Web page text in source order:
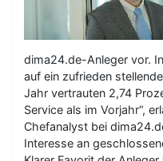
dima24.de-Anleger vor.
auf ein zufrieden
Jahr vertrauten 2,74
Service als im Vorjahr“,
Chefanalyst bei
Interesse an